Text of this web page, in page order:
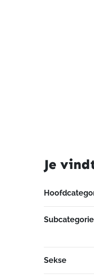
Je
Subcategorie
Sekse